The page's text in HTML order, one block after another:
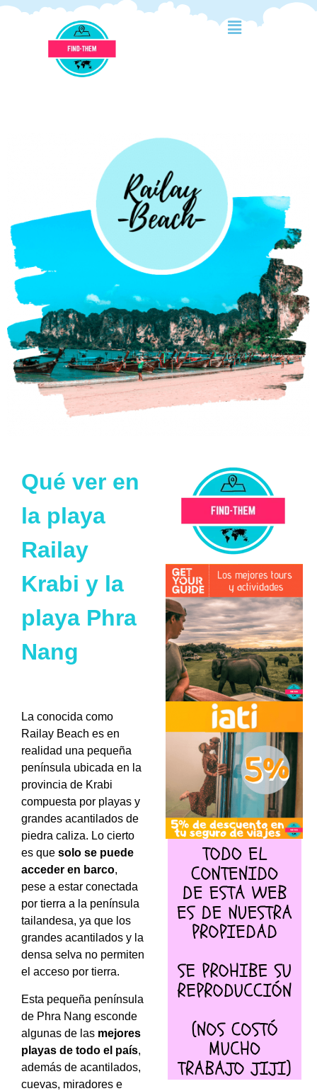
Qué ver en
la playa
Railay
Krabi y la
playa Phra
Nang
La conocida como
Railay Beach es en
realidad una pequeña
península ubicada en la
provincia de Krabi
compuesta por playas y
grandes acantilados de
piedra caliza. Lo cierto
es que solo se puede
acceder en barco,
pese a estar conectada
por tierra a la península
tailandesa, ya que los
grandes acantilados y la
densa selva no permiten
el acceso por tierra.
Esta pequeña península
de Phra Nang esconde
algunas de las mejores
playas de todo el país,
además de acantilados,
cuevas, miradores e